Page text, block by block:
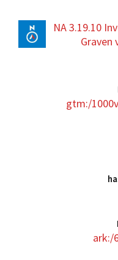
NA 3.19.10
Graven
gtm:/
ark:/